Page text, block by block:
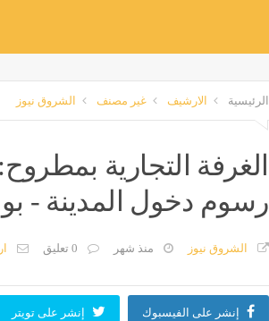
الرئيسية الارشيف غير مصنف الشروق نيوز
الغرفة التجارية
رسوم دخول المدينة -
الشروق نيوز منذ شهر 0 تعليق
إنشر على الفيسبوك إنشر على تويتر